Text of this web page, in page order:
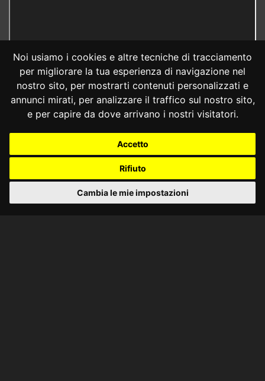
Noi usiamo i cookies e altre tecniche di tracciamento
per migliorare la tua esperienza di navigazione nel
nostro sito, per mostrarti contenuti personalizzati e
annunci mirati, per analizzare il traffico sul nostro sito,
e per capire da dove arrivano i nostri visitatori.
Accetto
Rifiuto
Cambia le mie impostazioni